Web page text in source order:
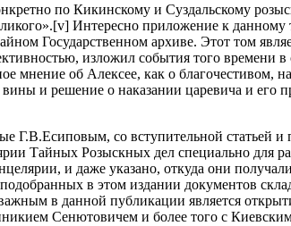
по Кикинскому и Суздальскому
Интересно приложение к
Государственном архиве. Этот том
изложил события того времени
мнение об Алексее, как о
и решение о наказании царевича и
со вступительной статьей
Тайных Розыскных дел специально для
и даже указано, откуда они
в этом издании документов
в данной публикации является
Сенютовичем и более того с